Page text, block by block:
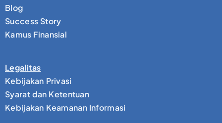
Blog
Success Story
Kamus Finansial
Legalitas
Kebijakan Privasi
Syarat dan Ketentuan
Kebijakan Keamanan Informasi